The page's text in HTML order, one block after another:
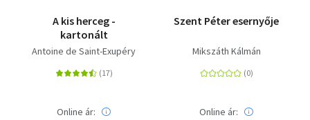
A kis herceg -
kartonált
Antoine de Saint-Exupéry
Online ár:
Szent Péter esernyője
Mikszáth Kálmán
Online ár: